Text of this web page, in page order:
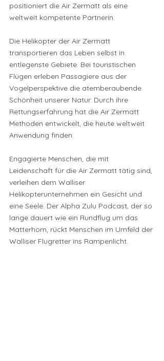
positioniert die Air Zermatt als eine
weltweit kompetente Partnerin.
Die Helikopter der Air Zermatt
transportieren das Leben selbst in
entlegenste Gebiete. Bei touristischen
Flügen erleben Passagiere aus der
Vogelperspektive die atemberaubende
Schönheit unserer Natur. Durch ihre
Rettungserfahrung hat die Air Zermatt
Methoden entwickelt, die heute weltweit
Anwendung finden.
Engagierte Menschen, die mit
Leidenschaft für die Air Zermatt tätig sind,
verleihen dem Walliser
Helikopterunternehmen ein Gesicht und
eine Seele. Der Alpha Zulu Podcast, der so
lange dauert wie ein Rundflug um das
Matterhorn, rückt Menschen im Umfeld der
Walliser Flugretter ins Rampenlicht.